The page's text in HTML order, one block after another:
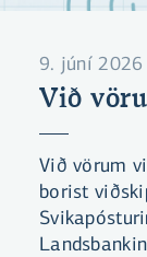
9. júní 2026
Við
Við vörum
borist